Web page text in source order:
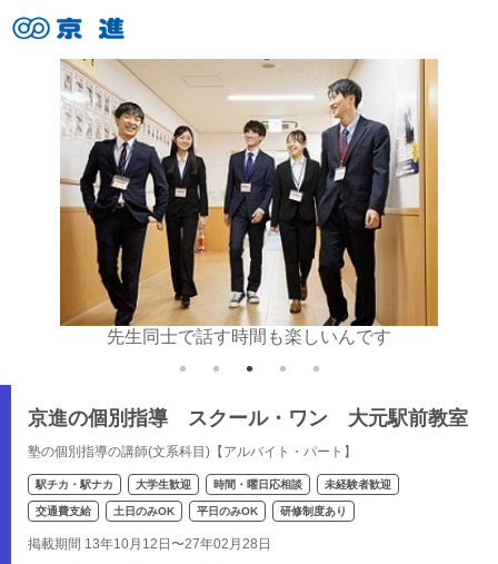
先生同士で話す時間も楽しいんです
京進の個別指導 スクール・ワン 大元駅前教室
塾の個別指導の講師(文系科目)【アルバイト・パート】
駅チカ・駅ナカ 大学生歓迎 時間・曜日応相談 未経験者歓迎
交通費支給 土日のみOK 平日のみOK 研修制度あり
掲載期間 13年10月12日〜27年02月28日